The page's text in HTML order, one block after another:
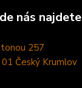
nás najdete
257
Český Krumlov